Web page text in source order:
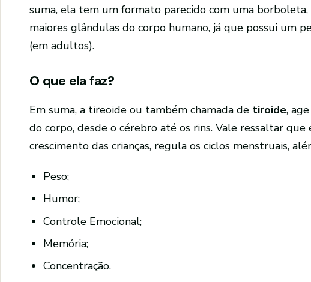
suma, ela tem um formato parecido com uma borboleta,
maiores glândulas do corpo humano, já que possui um
(em adultos).
O que ela faz?
Em suma, a tireoide ou também chamada de tiroide,
do corpo, desde o cérebro até os rins. Vale ressaltar que
crescimento das crianças, regula os ciclos menstruais,
Peso;
Humor;
Controle Emocional;
Memória;
Concentração.